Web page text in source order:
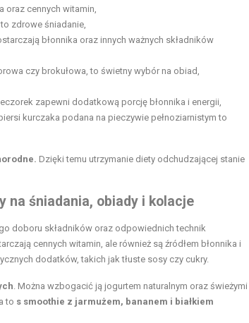
oraz cennych witamin,
zdrowe śniadanie,
błonnika oraz innych ważnych składników
czy brokułowa, to świetny wybór na obiad,
zapewni dodatkową porcję błonnika i energii,
kurczaka podana na pieczywie pełnoziarnistym to
Dzięki temu utrzymanie diety odchudzającej stanie
na śniadania, obiady i kolacje
doboru składników oraz odpowiednich technik
cennych witamin, ale również są źródłem błonnika i
dodatków, takich jak tłuste sosy czy cukry.
. Można wzbogacić ją jogurtem naturalnym oraz świeżymi
to s smoothie z jarmużem, bananem i białkiem